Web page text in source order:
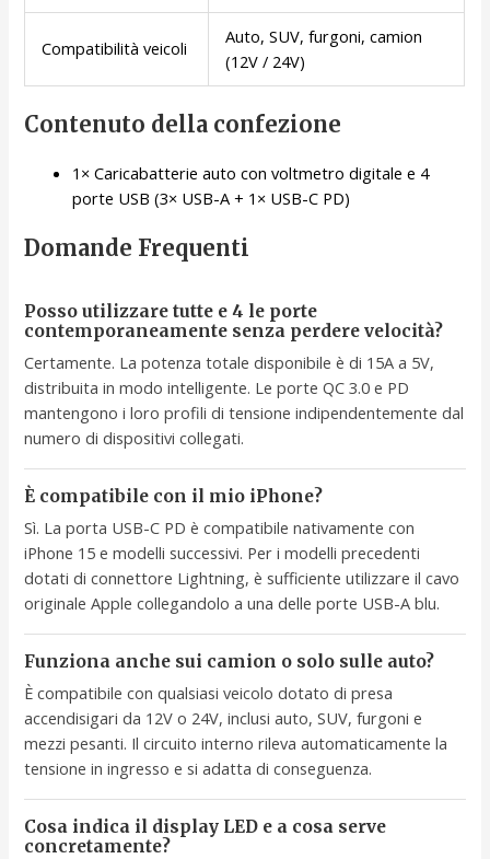
Compatibilità veicoli
Auto, SUV, furgoni, camion
(12V / 24V)
Contenuto della confezione
1× Caricabatterie auto con voltmetro digitale e 4
porte USB (3× USB-A + 1× USB-C PD)
Domande Frequenti
Posso utilizzare tutte e 4 le porte
contemporaneamente senza perdere velocità?
Certamente. La potenza totale disponibile è di 15A a 5V,
distribuita in modo intelligente. Le porte QC 3.0 e PD
mantengono i loro profili di tensione indipendentemente dal
numero di dispositivi collegati.
È compatibile con il mio iPhone?
Sì. La porta USB-C PD è compatibile nativamente con
iPhone 15 e modelli successivi. Per i modelli precedenti
dotati di connettore Lightning, è sufficiente utilizzare il cavo
originale Apple collegandolo a una delle porte USB-A blu.
Funziona anche sui camion o solo sulle auto?
È compatibile con qualsiasi veicolo dotato di presa
accendisigari da 12V o 24V, inclusi auto, SUV, furgoni e
mezzi pesanti. Il circuito interno rileva automaticamente la
tensione in ingresso e si adatta di conseguenza.
Cosa indica il display LED e a cosa serve
concretamente?